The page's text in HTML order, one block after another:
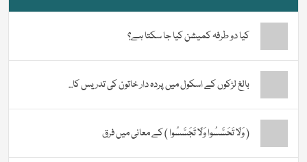
کیا دو طرفہ کمیشن کیا جا سکتا ہے؟
بالغ لڑکوں کے اسکول میں پردہ دار خاتون کی تدریس کا...
( وَلَا تَحَسَّسُوا وَلَا تَجَسَّسُوا ) کے معانی میں فرق